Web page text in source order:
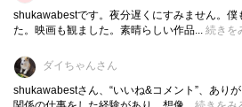
視する事です。和光は“生え抜き”で
日本の監査役は、“ポスト枠で役員
任役員の褒美”という性格がありま
shukawabestです。夜分遅くにすみません。僕
た。映画も観ました。素晴らしい作品... 続きを
ダイちゃんさん
shukawabestさん、“いいね&コメント”、あり